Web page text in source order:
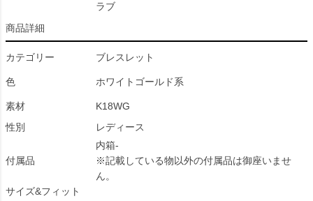
ラブ
商品詳細
カテゴリー ブレスレット
色 ホワイトゴールド系
素材
K18WG
性別
レディース
付属品
内箱-
※記載している物以外の付属品は御座いませ
ん。
サイズ&フィット